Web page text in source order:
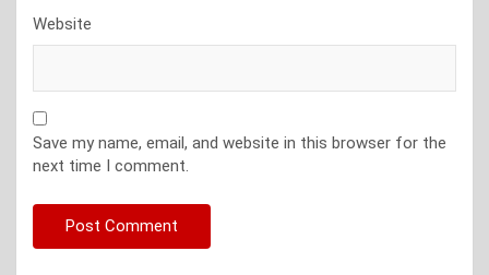
Website
Save my name, email, and website in this browser for the
next time I comment.